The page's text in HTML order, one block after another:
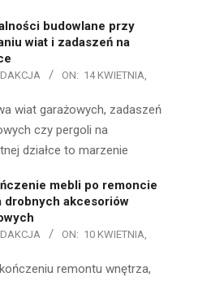
budowlane przy
wiat i zadaszeń na
ON: 14 KWIETNIA,
wiat garażowych, zadaszeń
czy pergoli na
działce to marzenie
mebli po remoncie
drobnych akcesoriów
ON: 10 KWIETNIA,
remontu wnętrza,